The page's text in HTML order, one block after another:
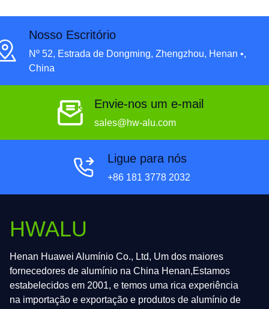
Nosso Escritório
Nº 52, Estrada de Dongming, Zhengzhou, Henan •,
China
Envie-nos um e-mail
sales@hw-alu.com
Ligue para nós
+86 181 3778 2032
HWALU
Henan Huawei Alumínio Co., Ltd, Um dos maiores
fornecedores de alumínio na China Henan,Estamos
estabelecidos em 2001, e temos uma rica experiência
na importação e exportação e produtos de alumínio de